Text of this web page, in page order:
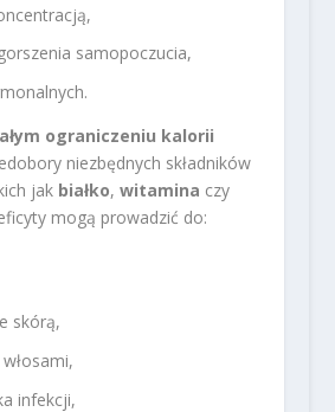
samopoczucia,
ograniczeniu kalorii
niezbędnych składników
jak białko, witamina czy
mogą prowadzić do:
skórą,
infekcji,